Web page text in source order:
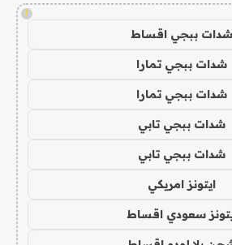
!
شدات ببجي اقساط
شدات ببجي تمارا
شدات ببجي تمارا
شدات ببجي تابي
شدات ببجي تابي
ايتونز امريكي
سعودي اقساط